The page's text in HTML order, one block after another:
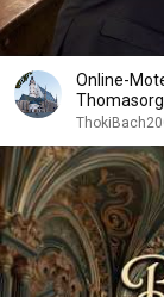
Online-
Samstag,